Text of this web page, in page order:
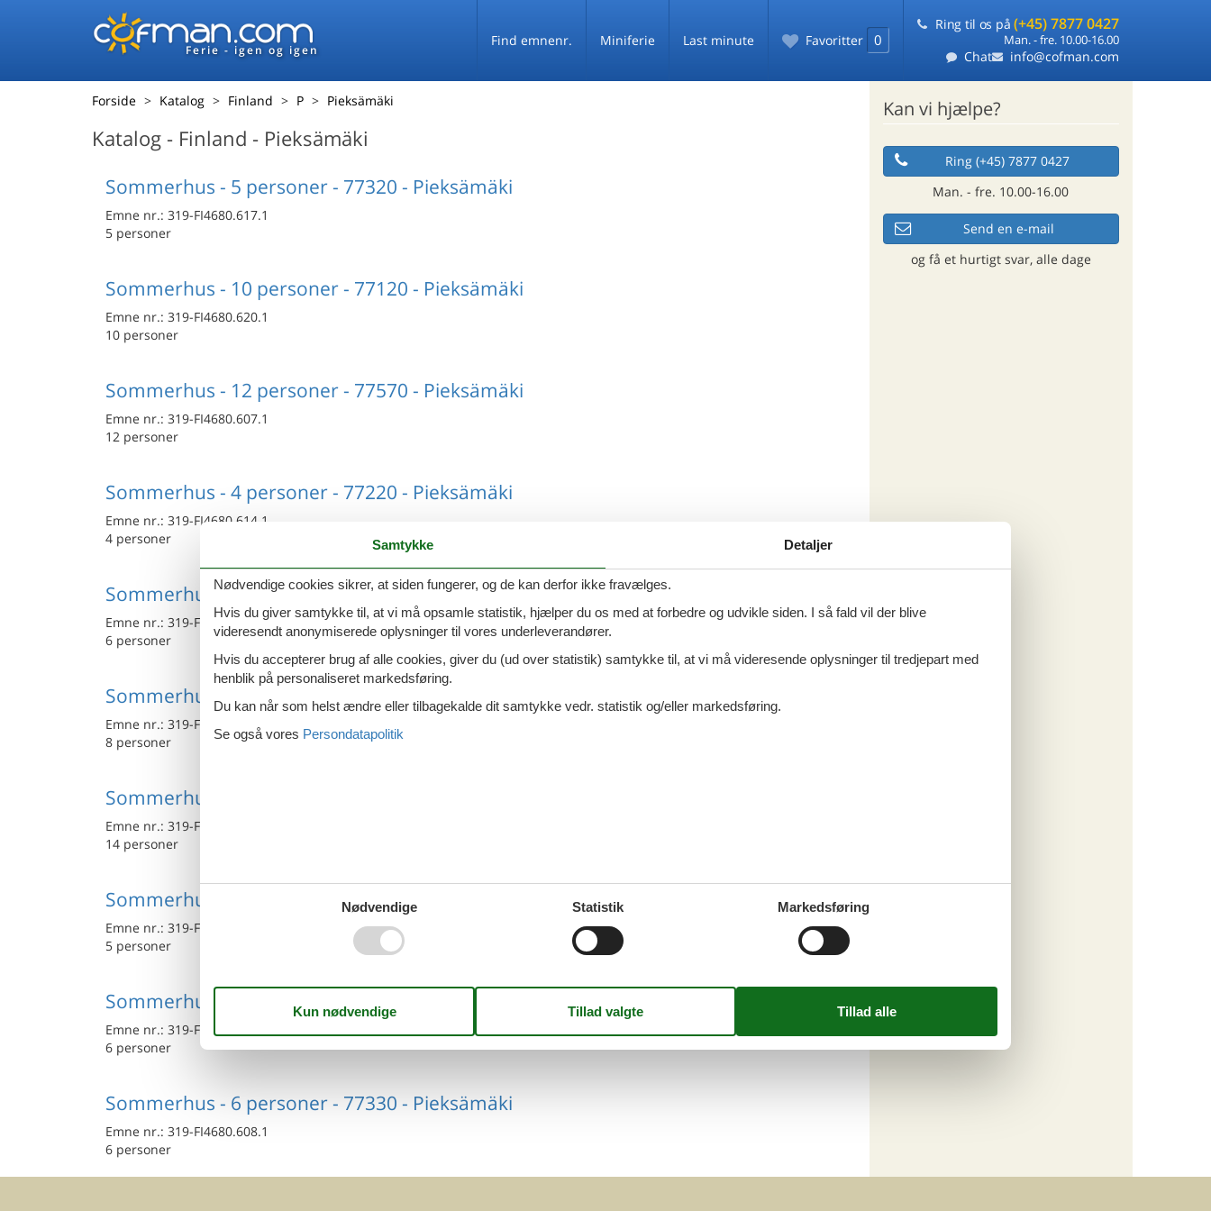
Ferie - igen og igen
Find emnenr. Miniferie Last minute Favoritter 0
Ring til os på (+45) 7877 0427
Man. - fre. 10.00-16.00
Chat info@cofman.com
Forside Katalog Finland P Pieksämäki
Katalog - Finland - Pieksämäki
Sommerhus - 5 personer - 77320 - Pieksämäki
Emne nr.: 319-FI4680.617.1
5 personer
Sommerhus - 10 personer - 77120 - Pieksämäki
Emne nr.: 319-FI4680.620.1
10 personer
Sommerhus - 12 personer - 77570 - Pieksämäki
Emne nr.: 319-FI4680.607.1
12 personer
Sommerhus - 4 personer - 77220 - Pieksämäki
Emne nr.: 319-FI4680.614.1
4 personer
Sommerhus - 6 personer - 77320 - Pieksämäki
Emne nr.: 319-FI4680.610.1
6 personer
Sommerhus - 8 personer - 77220 - Pieksämäki
Emne nr.: 319-FI4680.615.1
8 personer
Sommerhus - 14 personer - 77580 - Pieksämäki
Emne nr.: 319-FI4680.619.1
14 personer
Sommerhus - 5 personer - 77140 - Pieksämäki
Emne nr.: 319-FI4680.605.1
5 personer
Sommerhus - 6 personer - 77580 - Pieksämäki
Emne nr.: 319-FI4680.618.1
6 personer
Sommerhus - 6 personer - 77330 - Pieksämäki
Emne nr.: 319-FI4680.608.1
6 personer
Kan vi hjælpe?
Ring (+45) 7877 0427
Man. - fre. 10.00-16.00
Send en e-mail
og få et hurtigt svar, alle dage
Samtykke Detaljer
Nødvendige cookies sikrer, at siden fungerer, og de kan derfor ikke fravælges.
Hvis du giver samtykke til, at vi må opsamle statistik, hjælper du os med at forbedre og udvikle siden. I så fald vil der blive
videresendt anonymiserede oplysninger til vores underleverandører.
Hvis du accepterer brug af alle cookies, giver du (ud over statistik) samtykke til, at vi må videresende oplysninger til tredjepart med
henblik på personaliseret markedsføring.
Du kan når som helst ændre eller tilbagekalde dit samtykke vedr. statistik og/eller markedsføring.
Se også vores Persondatapolitik
Nødvendige Statistik Markedsføring